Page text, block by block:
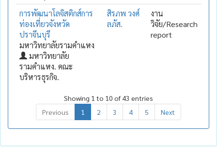
การพัฒนาโลจิสติกส์การ
ท่องเที่ยวจังหวัด
ปราจีนบุรี
มหาวิทยาลัยรามคำแหง
มหาวิทยาลัย
รามคำแหง. คณะ
บริหารธุรกิจ.
สิรภพ วงศ์
ลภัส.
งาน
วิจัย/Research
report
Showing 1 to 10 of 43 entries
Previous
1 2 3 4 5 Next